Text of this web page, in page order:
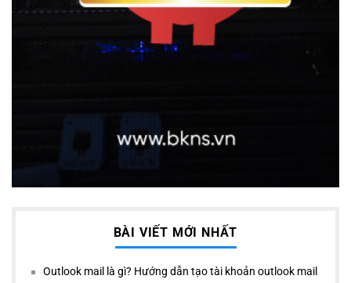
BÀI VIẾT MỚI NHẤT
Outlook mail là gì? Hướng dẫn tạo tài khoản outlook mail